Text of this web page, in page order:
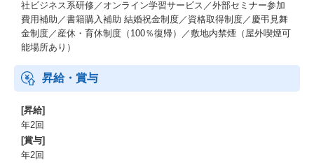
社ビジネス系研修／オンライン学習サービス／外部セミナー参加
費用補助／書籍購入補助 結婚祝金制度／資格取得制度／慶弔見舞
金制度／産休・育休制度（100％復帰）／敷地内禁煙（屋外喫煙可
能場所あり）
昇給・賞与
[昇給]
年2回
[賞与]
年2回